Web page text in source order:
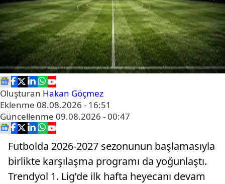
Oluşturan Hakan Göçmez
Eklenme 08.08.2026 - 16:51
Güncellenme 09.08.2026 - 00:47
Futbolda 2026-2027 sezonunun başlamasıyla
birlikte karşılaşma programı da yoğunlaştı.
Trendyol 1. Lig’de ilk hafta heyecanı devam